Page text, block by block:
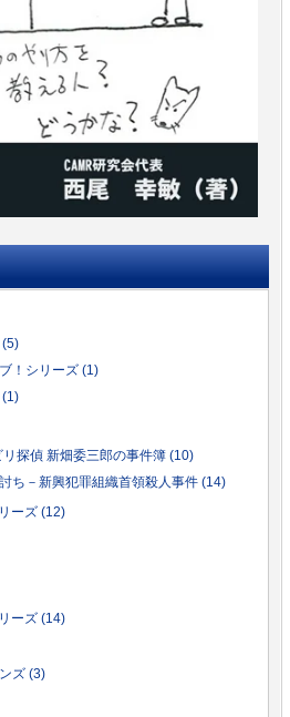
(5)
！シリーズ (1)
(1)
探偵 新畑委三郎の事件簿 (10)
ち－新興犯罪組織首領殺人事件 (14)
ーズ (12)
ーズ (14)
ズ (3)